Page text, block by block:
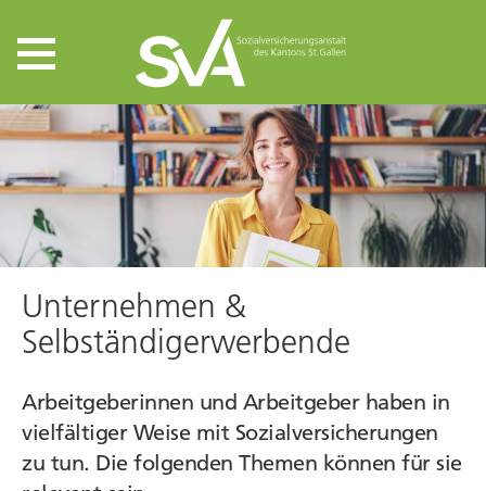
Unternehmen &
Selbständigerwerbende
Arbeitgeberinnen und Arbeitgeber haben in
vielfältiger Weise mit Sozialversicherungen
zu tun. Die folgenden Themen können für sie